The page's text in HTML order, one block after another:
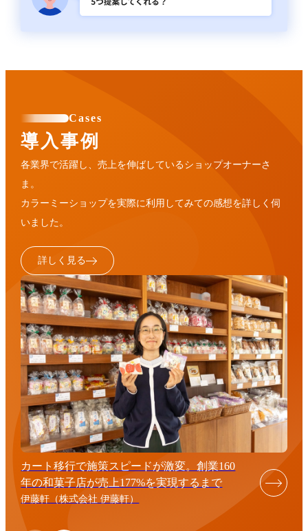
Cases
導入事例
各業界で活躍し、売上を伸ばしているショップオーナーさ
ま。
カラーミーショップを実際に利用してみての感想を詳しく伺
いました。
詳しく見る
カート移行で施策スピードが激変。創業160
年の和菓子店が売上177%を実現するまで
伊藤軒（株式会社 伊藤軒）